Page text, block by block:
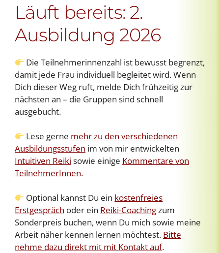
Läuft bereits: 2.
Ausbildung 2026
Die Teilnehmerinnenzahl ist bewusst begrenzt,
damit jede Frau individuell begleitet wird. Wenn
Dich dieser Weg ruft, melde Dich frühzeitig zur
nächsten an – die Gruppen sind schnell
ausgebucht.
Lese gerne mehr zu den verschiedenen
Ausbildungsstufen im von mir entwickelten
Intuitiven Reiki sowie einige Kommentare von
TeilnehmerInnen.
Optional kannst Du ein kostenfreies
Erstgespräch oder ein Reiki-Coachingzum
Sonderpreis buchen, wenn Du mich sowie meine
Arbeit näher kennen lernen möchtest. Bitte
nehme dazu direkt mit mit Kontakt auf.